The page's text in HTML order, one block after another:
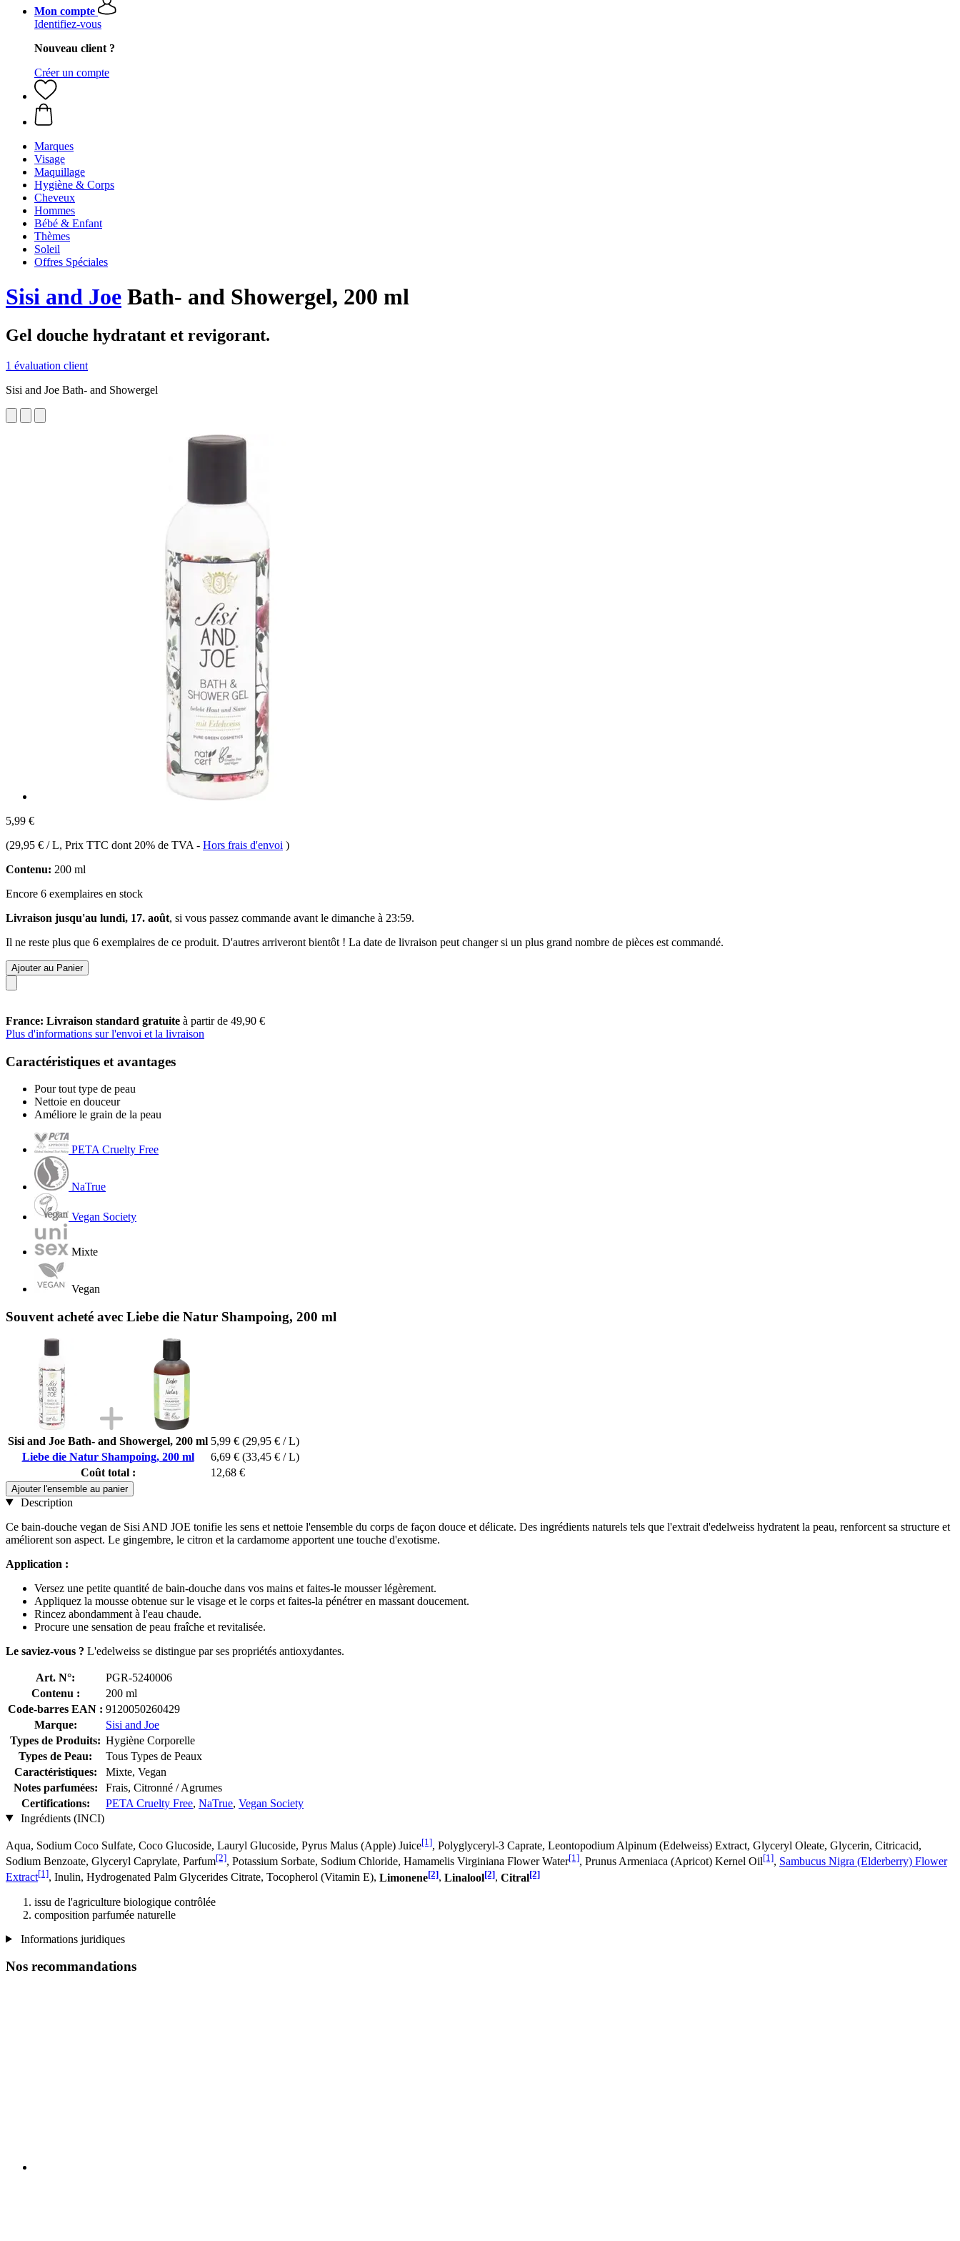
Mon compte
Identifiez-vous
Nouveau client ?
Créer un compte
Marques
Visage
Maquillage
Hygiène & Corps
Cheveux
Hommes
Bébé & Enfant
Thèmes
Soleil
Offres Spéciales
Sisi and Joe Bath- and Showergel, 200 ml
Gel douche hydratant et revigorant.
1 évaluation client
Sisi and Joe Bath- and Showergel
5,99 €
(29,95 € / L, Prix TTC dont 20% de TVA - Hors frais d'envoi )
Contenu: 200 ml
Encore 6 exemplaires en stock
Livraison jusqu'au lundi, 17. août, si vous passez commande avant le dimanche à 23:59.
Il ne reste plus que 6 exemplaires de ce produit. D'autres arriveront bientôt ! La date de livraison peut changer si un plus grand nombre de pièces est commandé.
Ajouter au Panier
France: Livraison standard gratuite à partir de 49,90 €
Plus d'informations sur l'envoi et la livraison
Caractéristiques et avantages
Pour tout type de peau
Nettoie en douceur
Améliore le grain de la peau
PETA Cruelty Free
NaTrue
Vegan Society
Mixte
Vegan
Souvent acheté avec Liebe die Natur Shampoing, 200 ml
Sisi and Joe Bath- and Showergel, 200 ml 5,99 € (29,95 € / L)
Liebe die Natur Shampoing, 200 ml
6,69 € (33,45 € / L)
Coût total :
12,68 €
Ajouter l'ensemble au panier
Description
Ce bain-douche vegan de Sisi AND JOE tonifie les sens et nettoie l'ensemble du corps de façon douce et délicate. Des ingrédients naturels tels que l'extrait d'edelweiss hydratent la peau, renforcent sa structure et
améliorent son aspect. Le gingembre, le citron et la cardamome apportent une touche d'exotisme.
Application :
Versez une petite quantité de bain-douche dans vos mains et faites-le mousser légèrement.
Appliquez la mousse obtenue sur le visage et le corps et faites-la pénétrer en massant doucement.
Rincez abondamment à l'eau chaude.
Procure une sensation de peau fraîche et revitalisée.
Le saviez-vous ? L'edelweiss se distingue par ses propriétés antioxydantes.
Art. N°:
PGR-5240006
Contenu :
200 ml
Code-barres EAN : 9120050260429
Marque:
Sisi and Joe
Types de Produits: Hygiène Corporelle
Types de Peau:
Tous Types de Peaux
Caractéristiques:
Mixte, Vegan
Notes parfumées:
Frais, Citronné / Agrumes
Certifications:
PETA Cruelty Free, NaTrue, Vegan Society
Ingrédients (INCI)
Aqua, Sodium Coco­ Sulfate, Coco Glucoside, Lauryl Glucoside, Pyrus Malus (Apple) Juice[1], Polyglyceryl-3 Caprate, Leontopodium Alpinum (Edelweiss) Extract, Glyceryl Oleate, Glycerin, Citricacid,
Sodium Benzoate, Glyceryl Caprylate, Parfum[2], Potassium Sorbate, Sodium Chloride, Hamamelis Virginiana Flower Water[1], Prunus Armeniaca (Apricot) Kernel Oil[1], Sambucus Nigra (Elderberry) Flower
Extract[1], Inulin, Hydrogenated Palm Glycerides Citrate, Tocopherol (Vitamin E), Limonene[2], Linalool[2], Citral[2]
issu de l'agriculture biologique contrôlée
composition parfumée naturelle
Informations juridiques
Nos recommandations